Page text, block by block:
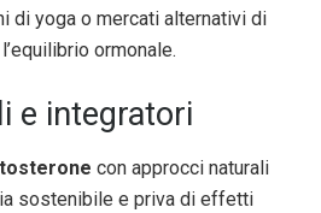
di yoga o mercati alternativi di
ormonale.
e integratori
con approcci naturali
sostenibile e priva di effetti